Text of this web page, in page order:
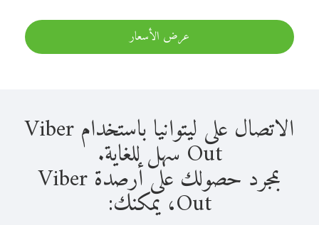
عرض الأسعار
الاتصال على ليتوانيا باستخدام Viber
Out سهل للغاية.
بمجرد حصولك على أرصدة Viber
Out، يمكنك: